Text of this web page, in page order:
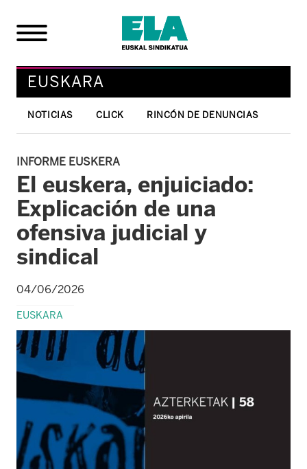
EUSKARA
NOTICIAS CLICK RINCÓN DE DENUNCIAS
INFORME EUSKERA
El euskera, enjuiciado:
Explicación de una
ofensiva judicial y
sindical
04/06/2026
EUSKARA